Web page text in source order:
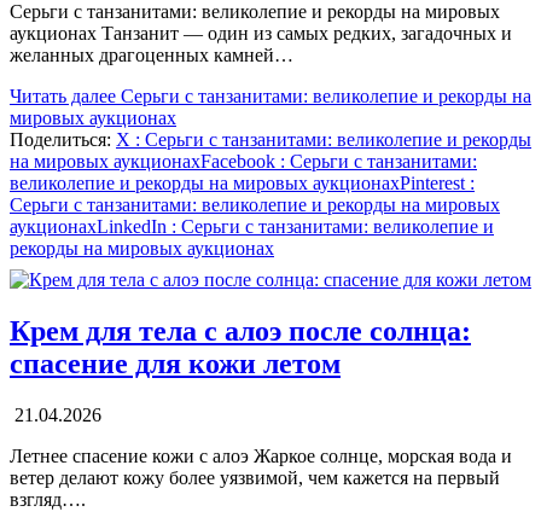
Серьги с танзанитами: великолепие и рекорды на мировых
аукционах Танзанит — один из самых редких, загадочных и
желанных драгоценных камней…
Читать далее Серьги с танзанитами: великолепие и рекорды на
мировых аукционах
Поделиться: X : Серьги с танзанитами: великолепие и рекорды
на мировых аукционахFacebook : Серьги с танзанитами:
великолепие и рекорды на мировых аукционахPinterest :
Серьги с танзанитами: великолепие и рекорды на мировых
аукционахLinkedIn : Серьги с танзанитами: великолепие и
рекорды на мировых аукционах
Крем для тела с алоэ после солнца:
спасение для кожи летом
21.04.2026
Летнее спасение кожи с алоэ Жаркое солнце, морская вода и
ветер делают кожу более уязвимой, чем кажется на первый
взгляд….